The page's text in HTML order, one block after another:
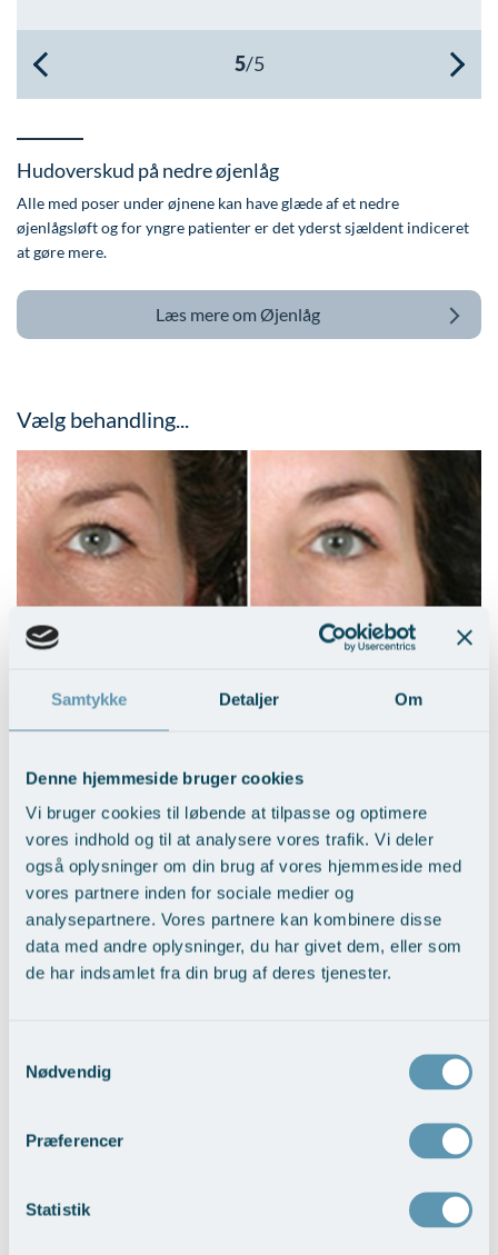
Samtykke Detaljer Om
Denne hjemmeside bruger cookies
Vi bruger cookies til løbende at tilpasse og optimere
vores indhold og til at analysere vores trafik. Vi deler
også oplysninger om din brug af vores hjemmeside med
vores partnere inden for sociale medier og
analysepartnere. Vores partnere kan kombinere disse
data med andre oplysninger, du har givet dem, eller som
de har indsamlet fra din brug af deres tjenester.
Nødvendig
Præferencer
Statistik
Øre-næse-hals
Hudoverskud på nedre øjenlåg
Alle med poser under øjnene kan have glæde af et nedre
øjenlågsløft og for yngre patienter er det yderst sjældent indiceret
at gøre mere.
Læs mere om Øjenlåg
Vælg behandling...
Vis behandlingseksempler
Nedsunkne øvre øjenlåg